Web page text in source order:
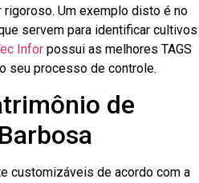
Um exemplo disto é no
servem para identificar cultivos
Infor possui as melhores TAGS
seu processo de controle.
de
customizáveis de acordo com a